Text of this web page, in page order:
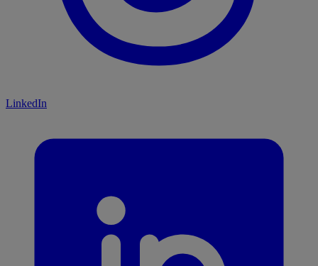
LinkedIn